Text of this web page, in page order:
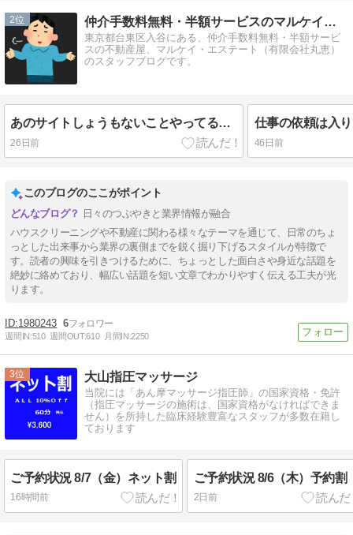
2 仲介手数料無料・半額サービスのマルケイ・エステートのブログ
東京都台東区入谷にある、仲介手数料無料・半額サービ
スの不動産屋、マルケイ・エステート（有限会社丸恵）
のスタッフブログです。
あのサイトしょうもないことやってるんですよね．．．
26日前 46日前
このブログのここがポイント
日々のつぶやきと業界情報が融合
ハウスクリーニングや不動産に関わる様々なテーマを通じて、日常のちょ
っとした出来事から業界の裏側までを鋭く掘り下げるスタイルが特徴で
す。読者の興味を引きつけるために、ちょっとした面白さや身近な話題を
絶妙に絡めており、幅広い話題を短い文章でわかりやすく伝える工夫が光
ります。
1980243 6
週間IN:510 週間OUT:610 月間IN:2250
3 大山指圧マッサージ
当院には「あん摩マッサージ指圧師」の国家資格・免許
（指圧マッサージの施術は、国家資格がなければできま
せん）を所持した臨床経験豊富なスタッフが多数在籍し
ております
ご予約状況 8/7（金）ネット割
16時間前
ご予約状況 8/6（木）予約割
2日前